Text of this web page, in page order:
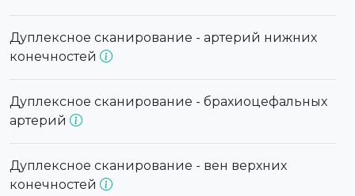
Дуплексное сканирование - артерий нижних
конечностей
Дуплексное сканирование - брахиоцефальных
артерий
Дуплексное сканирование - вен верхних
конечностей